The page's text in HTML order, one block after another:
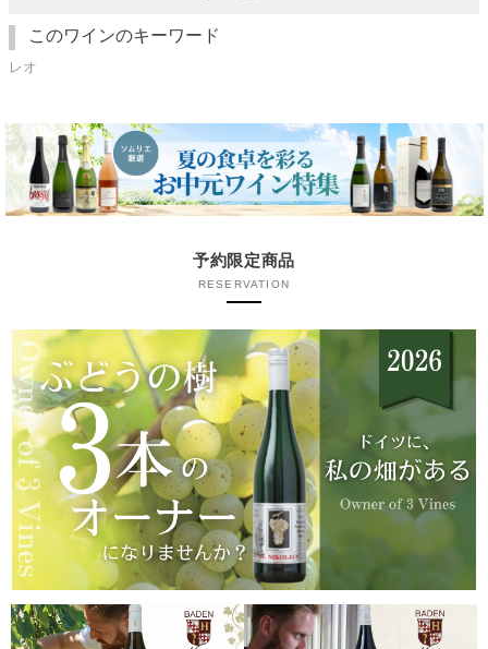
このワインのキーワード
レオ
予約限定商品
RESERVATION